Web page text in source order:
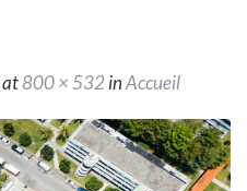
at800 × 532inAccueil